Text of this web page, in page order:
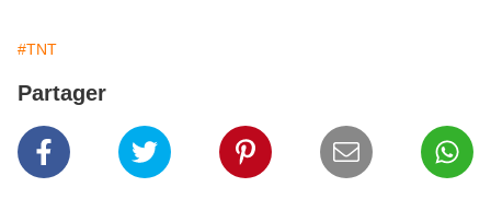
#TNT
Partager